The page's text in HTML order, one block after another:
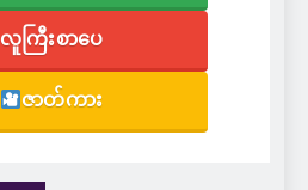
လူကြီးစာပေ
ဇာတ်ကား